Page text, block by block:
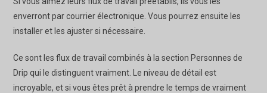
enverront par courrier électronique. Vous pourrez ensuite les
installer et les ajuster si nécessaire.
Ce sont les flux de travail combinés à la section Personnes de
Drip qui le distinguent vraiment. Le niveau de détail est
incroyable, et si vous êtes prêt à prendre le temps de vraiment